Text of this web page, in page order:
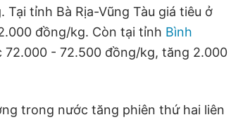
tỉnh Bà Rịa-Vũng Tàu giá tiêu ở
đồng/kg. Còn tại tỉnh Bình
72.000 - 72.500 đồng/kg, tăng 2.000
trong nước tăng phiên thứ hai liên